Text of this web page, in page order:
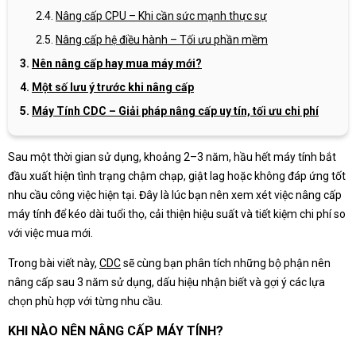
Nâng cấp CPU – Khi cần sức mạnh thực sự
Nâng cấp hệ điều hành – Tối ưu phần mềm
Nên nâng cấp hay mua máy mới?
Một số lưu ý trước khi nâng cấp
Máy Tính CDC – Giải pháp nâng cấp uy tín, tối ưu chi phí
Sau một thời gian sử dụng, khoảng 2–3 năm, hầu hết máy tính bắt
đầu xuất hiện tình trạng chậm chạp, giật lag hoặc không đáp ứng tốt
nhu cầu công việc hiện tại. Đây là lúc bạn nên xem xét việc nâng cấp
máy tính để kéo dài tuổi thọ, cải thiện hiệu suất và tiết kiệm chi phí so
với việc mua mới.
Trong bài viết này, CDCsẽ cùng bạn phân tích những bộ phận nên
nâng cấp sau 3 năm sử dụng, dấu hiệu nhận biết và gợi ý các lựa
chọn phù hợp với từng nhu cầu.
KHI NÀO NÊN NÂNG CẤP MÁY TÍNH?